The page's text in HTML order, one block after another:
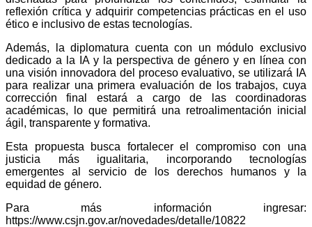
reflexión crítica y adquirir competencias prácticas en el uso
ético e inclusivo de estas tecnologías.
Además, la diplomatura cuenta con un módulo exclusivo
dedicado a la IA y la perspectiva de género y en línea con
una visión innovadora del proceso evaluativo, se utilizará IA
para realizar una primera evaluación de los trabajos, cuya
corrección final estará a cargo de las coordinadoras
académicas, lo que permitirá una retroalimentación inicial
ágil, transparente y formativa.
Esta propuesta busca fortalecer el compromiso con una
justicia más igualitaria, incorporando tecnologías
emergentes al servicio de los derechos humanos y la
equidad de género.
Para más información ingresar:
https://www.csjn.gov.ar/novedades/detalle/10822